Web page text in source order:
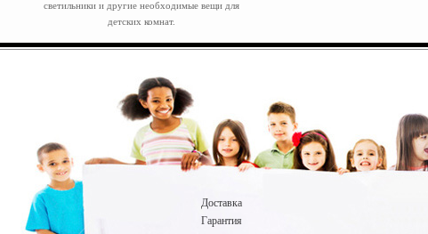
светильники и другие необходимые вещи для
детских комнат.
Доставка
Гарантия